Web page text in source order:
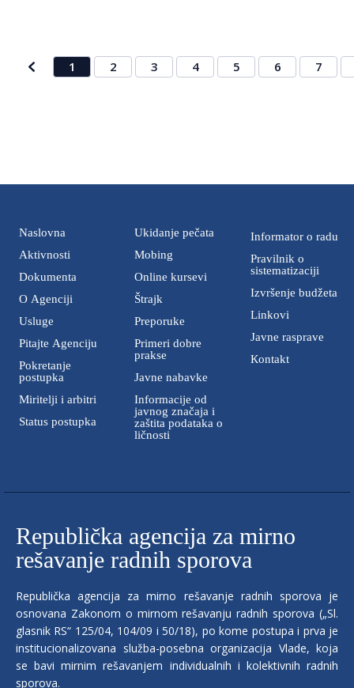
1 2 3 4 5 6 7
Naslovna
Aktivnosti
Dokumenta
O Agenciji
Usluge
Pitajte Agenciju
Pokretanje
postupka
Miritelji i аrbitri
Status postupka
Ukidanje pečata
Mobing
Online kursevi
Štrajk
Preporuke
Primeri dobre
prakse
Javne nabavke
Informacije od
javnog značaja i
zaštita podataka o
ličnosti
Informator o radu
Pravilnik o
sistematizaciji
Izvršenje budžeta
Linkovi
Javne rasprave
Кontakt
Republička agencija za mirno
rešavanje radnih sporova
Republička agencija za mirno rešavanje radnih sporova je
osnovana Zakonom o mirnom rešavanju radnih sporova („Sl.
glasnik RS“ 125/04, 104/09 i 50/18), po kome postupa i prva je
institucionalizovana služba-posebna organizacija Vlade, koja
se bavi mirnim rešavanjem individualnih i kolektivnih radnih
sporova.